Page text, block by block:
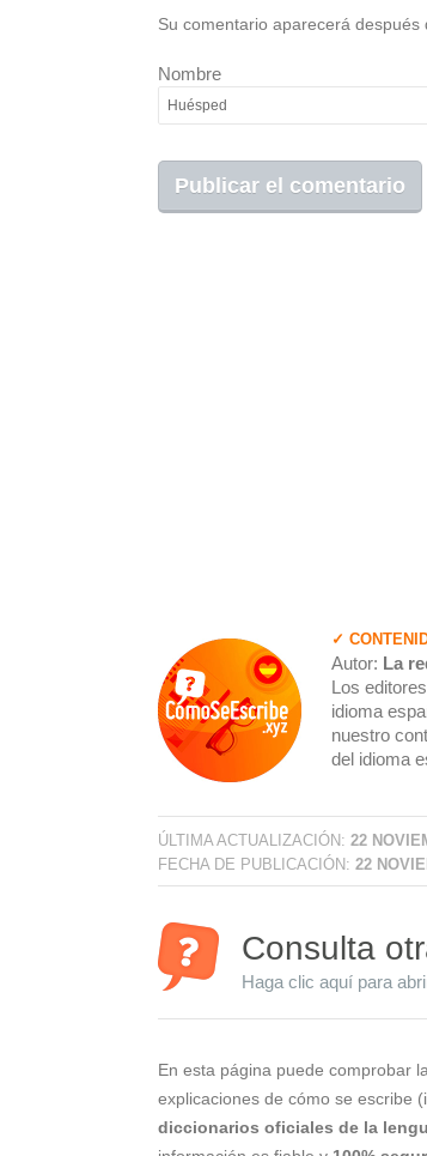
Su comentario aparecerá
Nombre
✓
Autor: La
Los
idioma
nuestro
del idioma
ÚLTIMA ACTUALIZACIÓN: 22
FECHA DE PUBLICACIÓN: 22
Consulta
Haga clic aquí para
En esta página puede comprobar
explicaciones de cómo se escribe
diccionarios oficiales de la